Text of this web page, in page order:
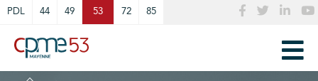
PDL 44 49 53 72 85
Cookies management panel